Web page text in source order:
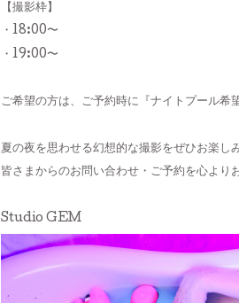
【撮影枠】
・18:00〜
・19:00〜
ご希望の方は、ご予約時に『ナイトプール希
夏の夜を思わせる幻想的な撮影をぜひお楽し
皆さまからのお問い合わせ・ご予約を心より
Studio GEM